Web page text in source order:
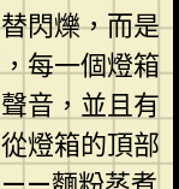
閃爍，而是
每一個燈箱
音，並且有
燈箱的頂部